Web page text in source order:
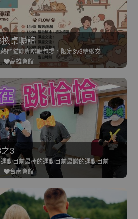
桌聯誼
門貓咪咖啡廳包場，限定3v3精緻交
高雄會館
3
動目前最棒的運動目前最讚的運動目前
台南會館